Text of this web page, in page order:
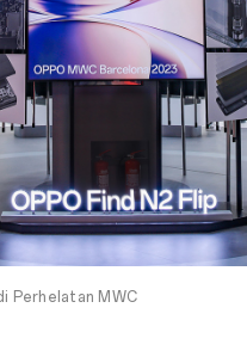
Perhelatan MWC